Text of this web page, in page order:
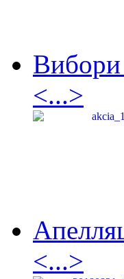
Вибори
<...>
<...>